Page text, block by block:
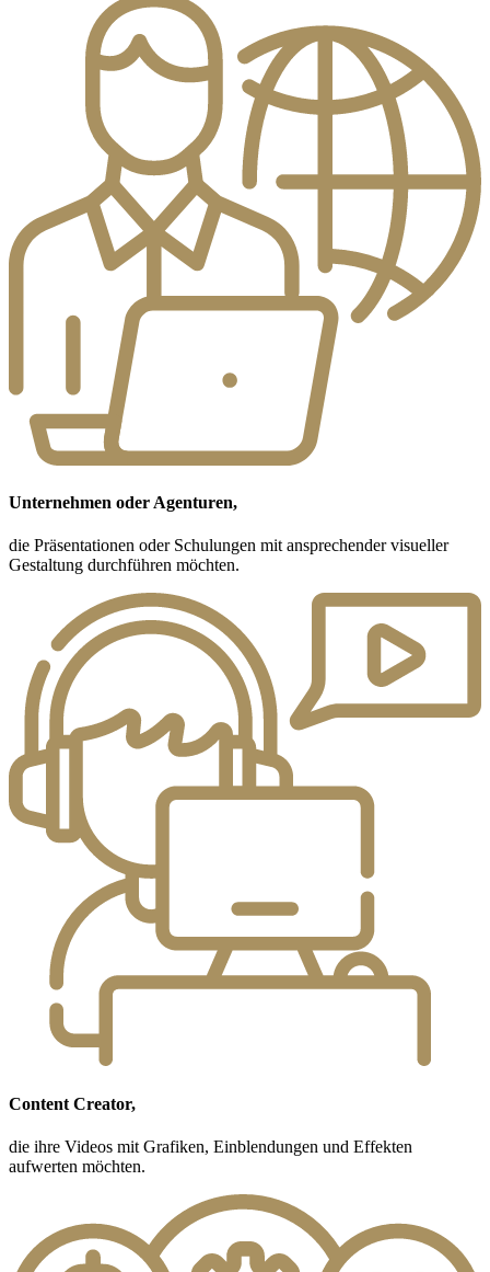
Unternehmen oder Agenturen,
die Präsentationen oder Schulungen mit ansprechender visueller
Gestaltung durchführen möchten.
Content Creator,
die ihre Videos mit Grafiken, Einblendungen und Effekten
aufwerten möchten.